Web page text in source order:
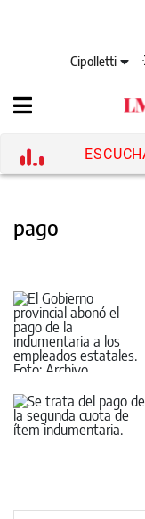
Cipolletti
pago